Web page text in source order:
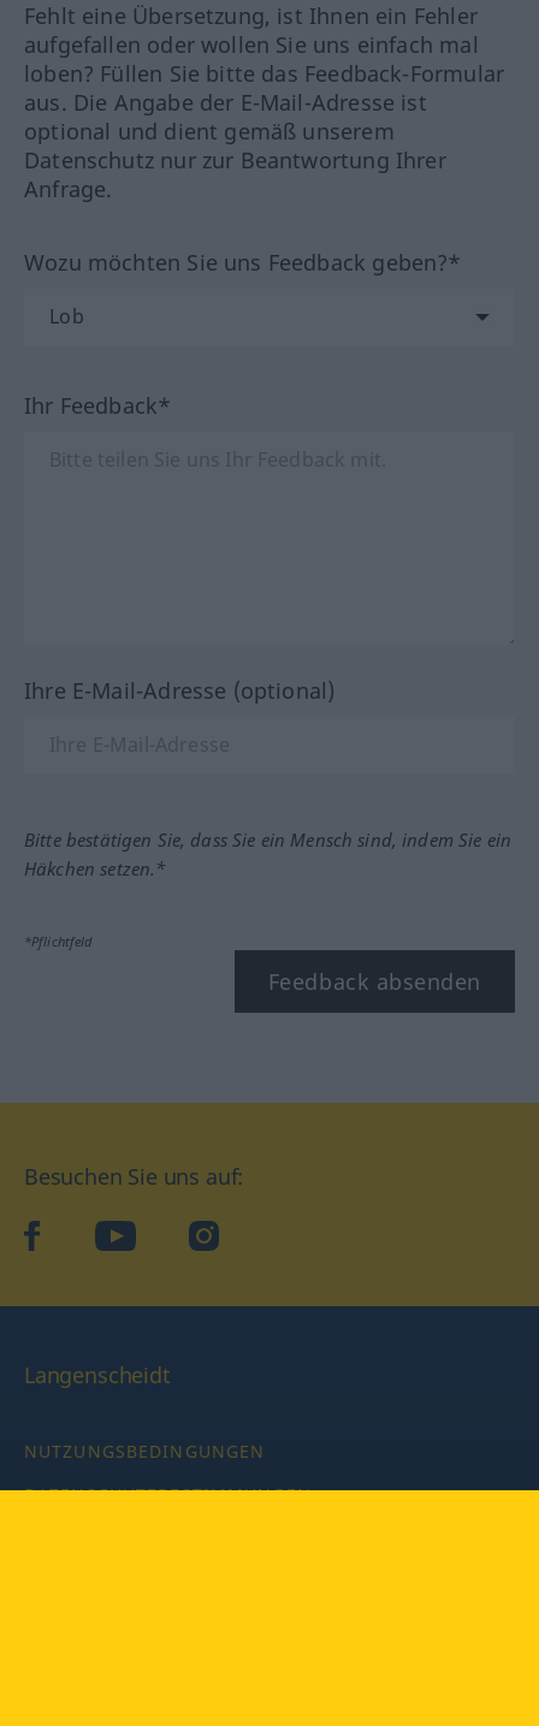
Fehlt eine Übersetzung, ist Ihnen ein Fehler
aufgefallen oder wollen Sie uns einfach mal
loben? Füllen Sie bitte das Feedback-Formular
aus. Die Angabe der E-Mail-Adresse ist
optional und dient gemäß unserem
Datenschutz nur zur Beantwortung Ihrer
Anfrage.
Wozu möchten Sie uns Feedback geben?*
Ihr Feedback*
Ihre E-Mail-Adresse (optional)
Bitte bestätigen Sie, dass Sie ein Mensch sind, indem Sie ein
Häkchen setzen.*
*Pflichtfeld
Feedback absenden
Besuchen Sie uns auf:
facebookYouTube Instagram
Langenscheidt
NUTZUNGSBEDINGUNGEN
DATENSCHUTZBESTIMMUNGEN